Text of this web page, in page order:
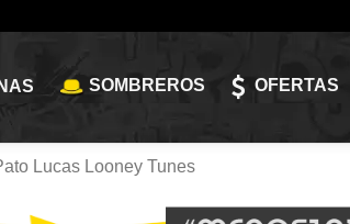
SOMBREROS OFERTAS
Lucas Looney Tunes